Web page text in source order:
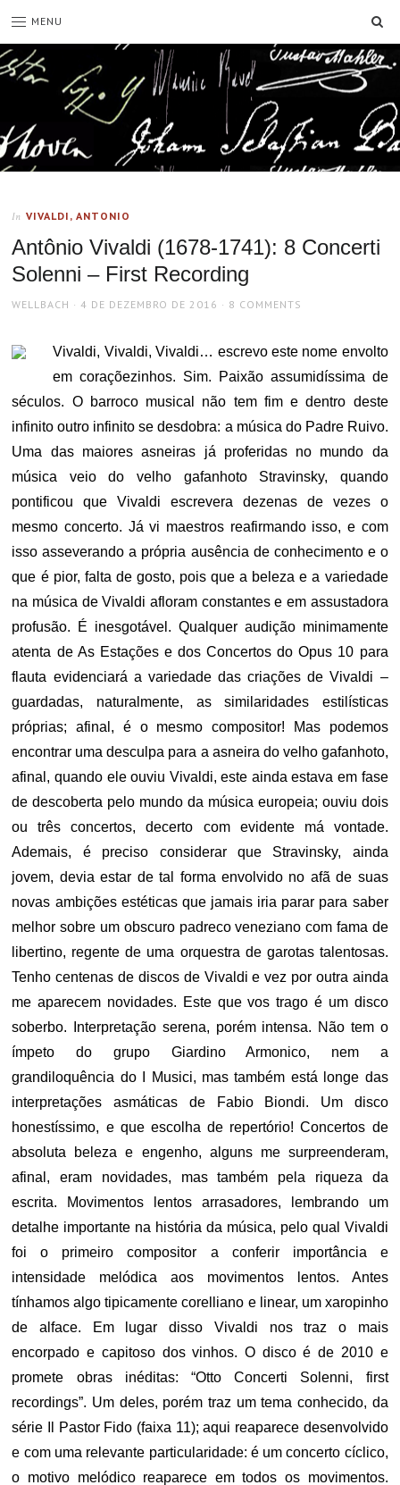
MENU
In VIVALDI, ANTONIO
Antônio Vivaldi (1678-1741): 8 Concerti
Solenni – First Recording
AUTHOR
WELLBACH
POSTED
4 DE DEZEMBRO DE 2016 8 COMMENTS
Vivaldi, Vivaldi, Vivaldi… escrevo este nome envolto
em coraçõezinhos. Sim. Paixão assumidíssima de
séculos. O barroco musical não tem fim e dentro deste
infinito outro infinito se desdobra: a música do Padre Ruivo.
Uma das maiores asneiras já proferidas no mundo da
música veio do velho gafanhoto Stravinsky, quando
pontificou que Vivaldi escrevera dezenas de vezes o
mesmo concerto. Já vi maestros reafirmando isso, e com
isso asseverando a própria ausência de conhecimento e o
que é pior, falta de gosto, pois que a beleza e a variedade
na música de Vivaldi afloram constantes e em assustadora
profusão. É inesgotável. Qualquer audição minimamente
atenta de As Estações e dos Concertos do Opus 10 para
flauta evidenciará a variedade das criações de Vivaldi –
guardadas, naturalmente, as similaridades estilísticas
próprias; afinal, é o mesmo compositor! Mas podemos
encontrar uma desculpa para a asneira do velho gafanhoto,
afinal, quando ele ouviu Vivaldi, este ainda estava em fase
de descoberta pelo mundo da música europeia; ouviu dois
ou três concertos, decerto com evidente má vontade.
Ademais, é preciso considerar que Stravinsky, ainda
jovem, devia estar de tal forma envolvido no afã de suas
novas ambições estéticas que jamais iria parar para saber
melhor sobre um obscuro padreco veneziano com fama de
libertino, regente de uma orquestra de garotas talentosas.
Tenho centenas de discos de Vivaldi e vez por outra ainda
me aparecem novidades. Este que vos trago é um disco
soberbo. Interpretação serena, porém intensa. Não tem o
ímpeto do grupo Giardino Armonico, nem a
grandiloquência do I Musici, mas também está longe das
interpretações asmáticas de Fabio Biondi. Um disco
honestíssimo, e que escolha de repertório! Concertos de
absoluta beleza e engenho, alguns me surpreenderam,
afinal, eram novidades, mas também pela riqueza da
escrita. Movimentos lentos arrasadores, lembrando um
detalhe importante na história da música, pelo qual Vivaldi
foi o primeiro compositor a conferir importância e
intensidade melódica aos movimentos lentos. Antes
tínhamos algo tipicamente corelliano e linear, um xaropinho
de alface. Em lugar disso Vivaldi nos traz o mais
encorpado e capitoso dos vinhos. O disco é de 2010 e
promete obras inéditas: “Otto Concerti Solenni, first
recordings”. Um deles, porém traz um tema conhecido, da
série Il Pastor Fido (faixa 11); aqui reaparece desenvolvido
e com uma relevante particularidade: é um concerto cíclico,
o motivo melódico reaparece em todos os movimentos.